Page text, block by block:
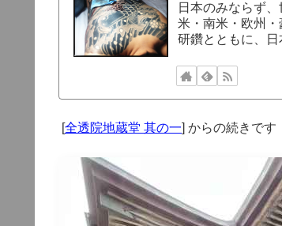
日本のみならず
米・南米・欧州
研鑽とともに、日
[全透院地蔵堂 其の一] からの続きです